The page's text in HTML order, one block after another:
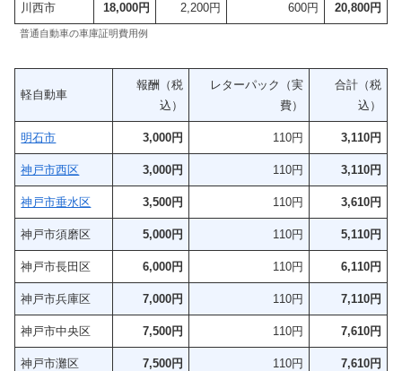
川西市 18,000円 2,200円 600円 20,800円
普通自動車の車庫証明費用例
軽自動車
報酬（税
込）
レターパック（実
費）
合計（税
込）
明石市 3,000円 110円 3,110円
神戸市西区 3,000円 110円 3,110円
神戸市垂水区 3,500円 110円 3,610円
神戸市須磨区 5,000円 110円 5,110円
神戸市長田区 6,000円 110円 6,110円
神戸市兵庫区 7,000円 110円 7,110円
神戸市中央区 7,500円 110円 7,610円
神戸市灘区 7,500円 110円 7,610円